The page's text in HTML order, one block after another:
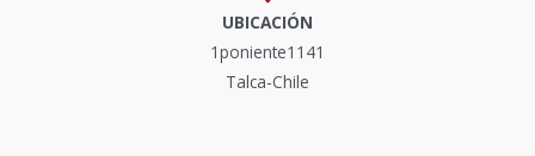
UBICACIÓN
1poniente1141
Talca-Chile